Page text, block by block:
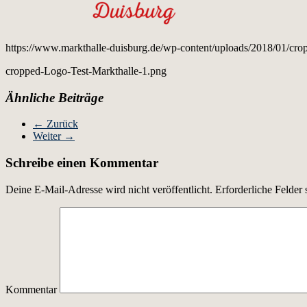
https://www.markthalle-duisburg.de/wp-content/uploads/2018/01/
cropped-Logo-Test-Markthalle-1.png
Ähnliche Beiträge
← Zurück
Weiter →
Schreibe einen Kommentar
Deine E-Mail-Adresse wird nicht veröffentlicht. Erforderliche Felder
Kommentar